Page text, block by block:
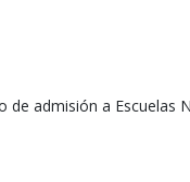
de admisión a Escuelas